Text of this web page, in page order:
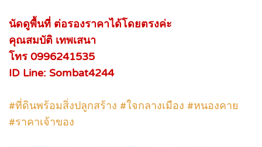
นัดดูพื้นที่ ต่อรองราคาได้โดยตรงค่ะ
คุณสมบัติ เทพเสนา
โทร 0996241535
ID Line: Sombat4244
#ที่ดินพร้อมสิ่งปลูกสร้าง #ใจกลางเมือง #หนองคาย
#ราคาเจ้าของ